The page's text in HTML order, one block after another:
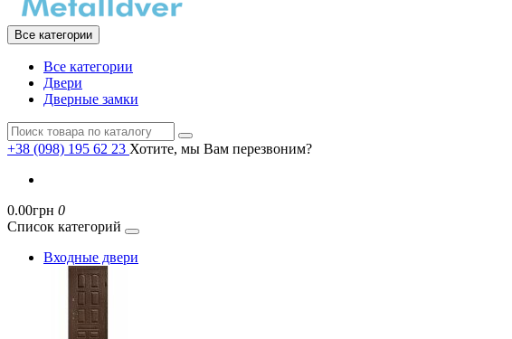
Все категории
Все категории
Двери
Дверные замки
+38 (098) 195 62 23 Хотите, мы Вам перезвоним?
0.00грн 0
Список категорий
Входные двери